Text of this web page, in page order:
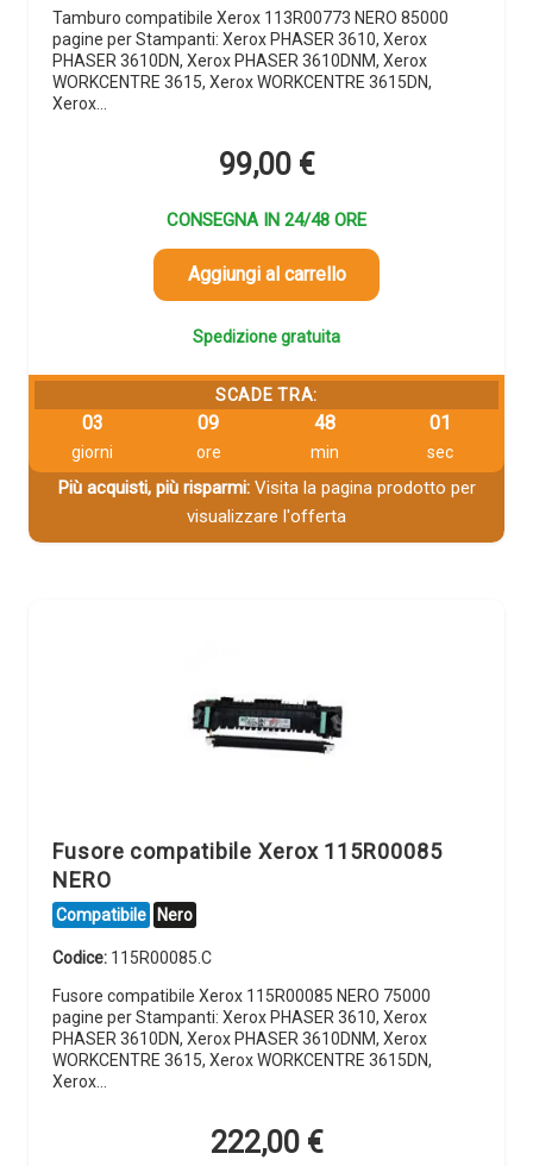
Tamburo compatibile Xerox 113R00773 NERO 85000
pagine per Stampanti: Xerox PHASER 3610, Xerox
PHASER 3610DN, Xerox PHASER 3610DNM, Xerox
WORKCENTRE 3615, Xerox WORKCENTRE 3615DN,
Xerox…
99,00 €
CONSEGNA IN 24/48 ORE
Aggiungi al carrello
Spedizione gratuita
SCADE TRA:
03
giorni
09
ore
48
min
00
sec
Più acquisti, più risparmi:Visita la pagina prodotto per
visualizzare l'offerta
Fusore compatibile Xerox 115R00085
NERO
Compatibile Nero
Codice: 115R00085.C
Fusore compatibile Xerox 115R00085 NERO 75000
pagine per Stampanti: Xerox PHASER 3610, Xerox
PHASER 3610DN, Xerox PHASER 3610DNM, Xerox
WORKCENTRE 3615, Xerox WORKCENTRE 3615DN,
Xerox…
222,00 €